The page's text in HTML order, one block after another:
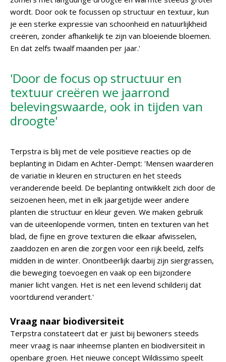
wordt. Door ook te focussen op structuur en textuur, kun
je een sterke expressie van schoonheid en natuurlijkheid
creëren, zonder afhankelijk te zijn van bloeiende bloemen.
En dat zelfs twaalf maanden per jaar.'
'Door de focus op structuur en
textuur creëren we jaarrond
belevingswaarde, ook in tijden van
droogte'
Terpstra is blij met de vele positieve reacties op de
beplanting in Didam en Achter-Dempt: 'Mensen waarderen
de variatie in kleuren en structuren en het steeds
veranderende beeld. De beplanting ontwikkelt zich door de
seizoenen heen, met in elk jaargetijde weer andere
planten die structuur en kleur geven. We maken gebruik
van de uiteenlopende vormen, tinten en texturen van het
blad, de fijne en grove texturen die elkaar afwisselen,
zaaddozen en aren die zorgen voor een rijk beeld, zelfs
midden in de winter. Onontbeerlijk daarbij zijn siergrassen,
die beweging toevoegen en vaak op een bijzondere
manier licht vangen. Het is net een levend schilderij dat
voortdurend verandert.'
Vraag naar biodiversiteit
Terpstra constateert dat er juist bij bewoners steeds
meer vraag is naar inheemse planten en biodiversiteit in
openbare groen. Het nieuwe concept Wildissimo speelt